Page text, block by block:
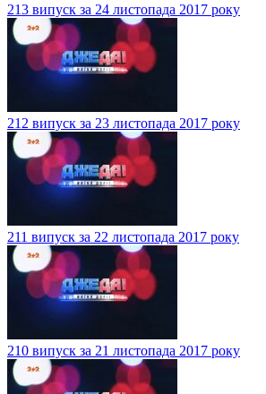
213 випуск за 24 листопада 2017 року
212 випуск за 23 листопада 2017 року
211 випуск за 22 листопада 2017 року
210 випуск за 21 листопада 2017 року